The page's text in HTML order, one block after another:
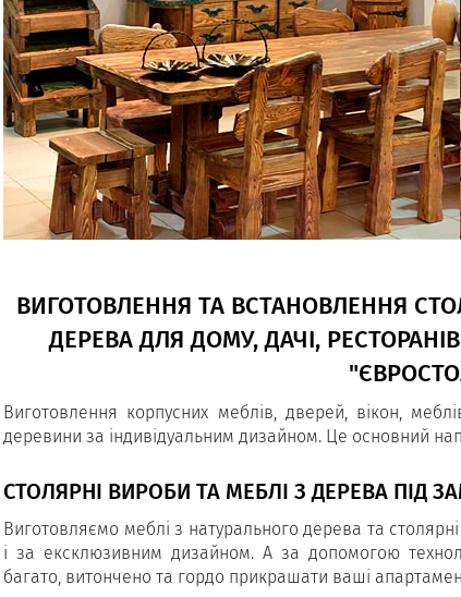
ВИГОТОВЛЕННЯ ТА ВСТАНОВЛЕННЯ
ДЕРЕВА ДЛЯ ДОМУ, ДАЧІ,
Виготовлення корпусних меблів, дверей, вікон,
деревини за індивідуальним дизайном. Це основний
СТОЛЯРНІ ВИРОБИ ТА МЕБЛІ З ДЕРЕВА ПІД
Виготовляємо меблі з натурального дерева та
і за ексклюзивним дизайном. А за допомогою
багато, витончено та гордо прикрашати ваші